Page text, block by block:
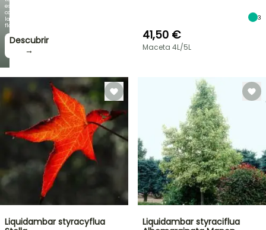
espectacular
como
la
floración!
Descubrir
→
3
41,50 €
Maceta 4L/5L
Liquidambar styracyflua
Liquidambar styraciflua